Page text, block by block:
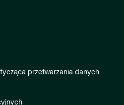
przetwarzania danych